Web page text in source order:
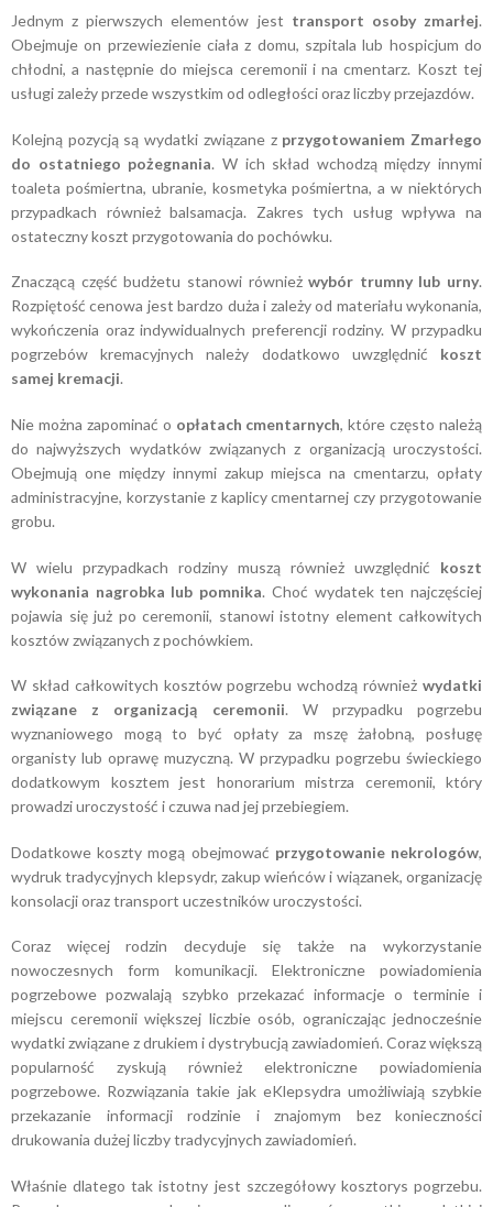
Jednym z pierwszych elementów jest transport osoby zmarłej.
Obejmuje on przewiezienie ciała z domu, szpitala lub hospicjum do
chłodni, a następnie do miejsca ceremonii i na cmentarz. Koszt tej
usługi zależy przede wszystkim od odległości oraz liczby przejazdów.
Kolejną pozycją są wydatki związane z przygotowaniem Zmarłego
do ostatniego pożegnania. W ich skład wchodzą między innymi
toaleta pośmiertna, ubranie, kosmetyka pośmiertna, a w niektórych
przypadkach również balsamacja. Zakres tych usług wpływa na
ostateczny koszt przygotowania do pochówku.
Znaczącą część budżetu stanowi równieżwybór trumny lub urny.
Rozpiętość cenowa jest bardzo duża i zależy od materiału wykonania,
wykończenia oraz indywidualnych preferencji rodziny. W przypadku
pogrzebów kremacyjnych należy dodatkowo uwzględnić koszt
samej kremacji.
Nie można zapominać o opłatach cmentarnych, które często należą
do najwyższych wydatków związanych z organizacją uroczystości.
Obejmują one między innymi zakup miejsca na cmentarzu, opłaty
administracyjne, korzystanie z kaplicy cmentarnej czy przygotowanie
grobu.
W wielu przypadkach rodziny muszą również uwzględnić koszt
wykonania nagrobka lub pomnika. Choć wydatek ten najczęściej
pojawia się już po ceremonii, stanowi istotny element całkowitych
kosztów związanych z pochówkiem.
W skład całkowitych kosztów pogrzebu wchodzą również wydatki
związane z organizacją ceremonii. W przypadku pogrzebu
wyznaniowego mogą to być opłaty za mszę żałobną, posługę
organisty lub oprawę muzyczną. W przypadku pogrzebu świeckiego
dodatkowym kosztem jest honorarium mistrza ceremonii, który
prowadzi uroczystość i czuwa nad jej przebiegiem.
Dodatkowe koszty mogą obejmować przygotowanie nekrologów,
wydruk tradycyjnych klepsydr, zakup wieńców i wiązanek, organizację
konsolacji oraz transport uczestników uroczystości.
Coraz więcej rodzin decyduje się także na wykorzystanie
nowoczesnych form komunikacji. Elektroniczne powiadomienia
pogrzebowe pozwalają szybko przekazać informacje o terminie i
miejscu ceremonii większej liczbie osób, ograniczając jednocześnie
wydatki związane z drukiem i dystrybucją zawiadomień. Coraz większą
popularność zyskują również elektroniczne powiadomienia
pogrzebowe. Rozwiązania takie jak eKlepsydra umożliwiają szybkie
przekazanie informacji rodzinie i znajomym bez konieczności
drukowania dużej liczby tradycyjnych zawiadomień.
Właśnie dlatego tak istotny jest szczegółowy kosztorys pogrzebu.